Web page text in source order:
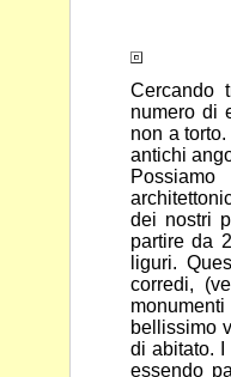
Cercando
numero di
non a
antichi
dei nostri
partire da
liguri.
corredi,
monumenti
bellissimo
di abitato.
essendo